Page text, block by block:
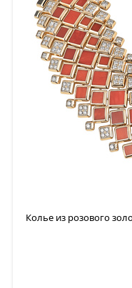
Колье из розового